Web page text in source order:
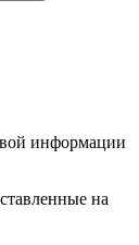
информации
на